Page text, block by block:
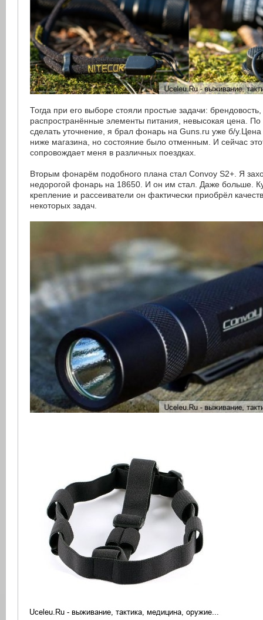
Тогда при его выборе стояли простые задачи: брендовость,
распространённые элементы питания, невысокая цена.
сделать уточнение, я брал фонарь на Guns.ru уже б/
ниже магазина, но состояние было отменным. И сейчас
сопровождает меня в различных поездках.
Вторым фонарём подобного плана стал Convoy S2+. Я
недорогой фонарь на 18650. И он им стал. Даже больше.
крепление и рассеиватели он фактически приобрёл
некоторых задач.